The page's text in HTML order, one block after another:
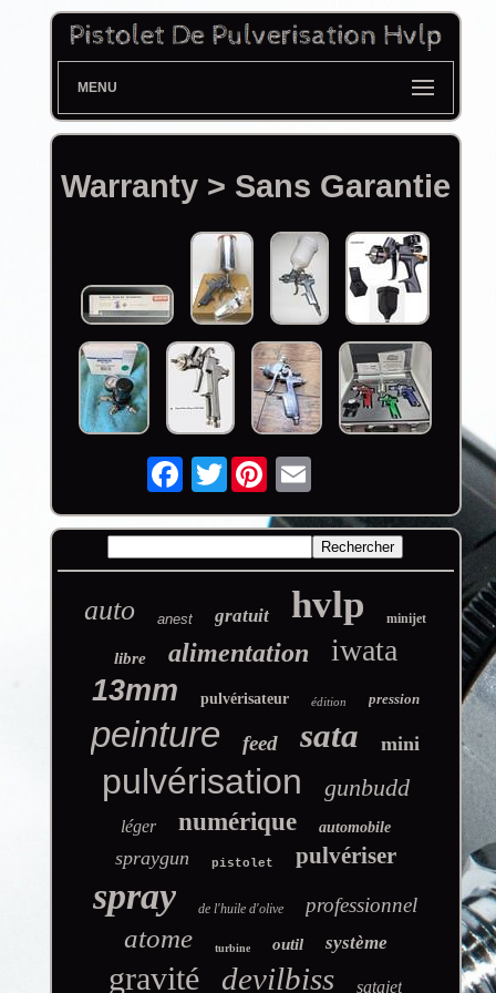
MENU
Warranty > Sans Garantie
Twitter
auto anest gratuit hvlp minijet
libre alimentation iwata
13mm pulvérisateur édition pression
peinture feed sata mini
pulvérisation gunbudd
léger numérique automobile
spraygun pistolet pulvériser
spray de l'huile d'olive professionnel
atome turbine outil système
gravité devilbiss satajet